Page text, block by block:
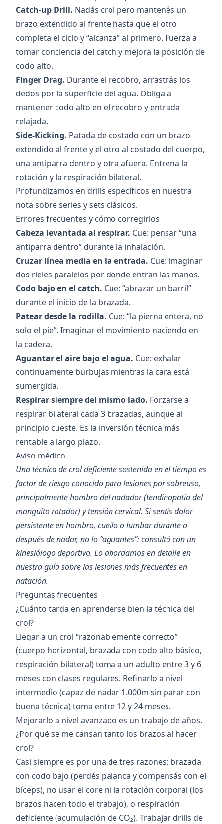
Catch-up Drill. Nadás crol pero mantenés un
brazo extendido al frente hasta que el otro
completa el ciclo y “alcanza” al primero. Fuerza a
tomar conciencia del catch y mejora la posición de
codo alto.
Finger Drag. Durante el recobro, arrastrás los
dedos por la superficie del agua. Obliga a
mantener codo alto en el recobro y entrada
relajada.
Side-Kicking. Patada de costado con un brazo
extendido al frente y el otro al costado del cuerpo,
una antiparra dentro y otra afuera. Entrena la
rotación y la respiración bilateral.
Profundizamos en drills específicos en nuestra
nota sobreseries y sets clásicos.
Errores frecuentes y cómo corregirlos
Cabeza levantada al respirar. Cue: pensar “una
antiparra dentro” durante la inhalación.
Cruzar línea media en la entrada. Cue: imaginar
dos rieles paralelos por donde entran las manos.
Codo bajo en el catch. Cue: “abrazar un barril”
durante el inicio de la brazada.
Patear desde la rodilla. Cue: “la pierna entera, no
solo el pie”. Imaginar el movimiento naciendo en
la cadera.
Aguantar el aire bajo el agua. Cue: exhalar
continuamente burbujas mientras la cara está
sumergida.
Respirar siempre del mismo lado. Forzarse a
respirar bilateral cada 3 brazadas, aunque al
principio cueste. Es la inversión técnica más
rentable a largo plazo.
Aviso médico
Una técnica de crol deficiente sostenida en el tiempo es
factor de riesgo conocido para lesiones por sobreuso,
principalmentehombro del nadador(tendinopatía del
manguito rotador) ytensión cervical. Si sentís dolor
persistente en hombro, cuello o lumbar durante o
después de nadar, no lo “aguantes”: consultá con un
kinesiólogo deportivo. Lo abordamos en detalle en
nuestraguía sobre las lesiones más frecuentes en
natación.
Preguntas frecuentes
¿Cuánto tarda en aprenderse bien la técnica del
crol?
Llegar a un crol “razonablemente correcto”
(cuerpo horizontal, brazada con codo alto básico,
respiración bilateral) toma a un adulto entre 3 y 6
meses con clases regulares. Refinarlo a nivel
intermedio (capaz de nadar 1.000m sin parar con
buena técnica) toma entre 12 y 24 meses.
Mejorarlo a nivel avanzado es un trabajo de años.
¿Por qué se me cansan tanto los brazos al hacer
crol?
Casi siempre es por una de tres razones: brazada
con codo bajo (perdés palanca y compensás con el
bíceps), no usar el core ni la rotación corporal (los
brazos hacen todo el trabajo), o respiración
deficiente (acumulación de CO₂). Trabajar drills de